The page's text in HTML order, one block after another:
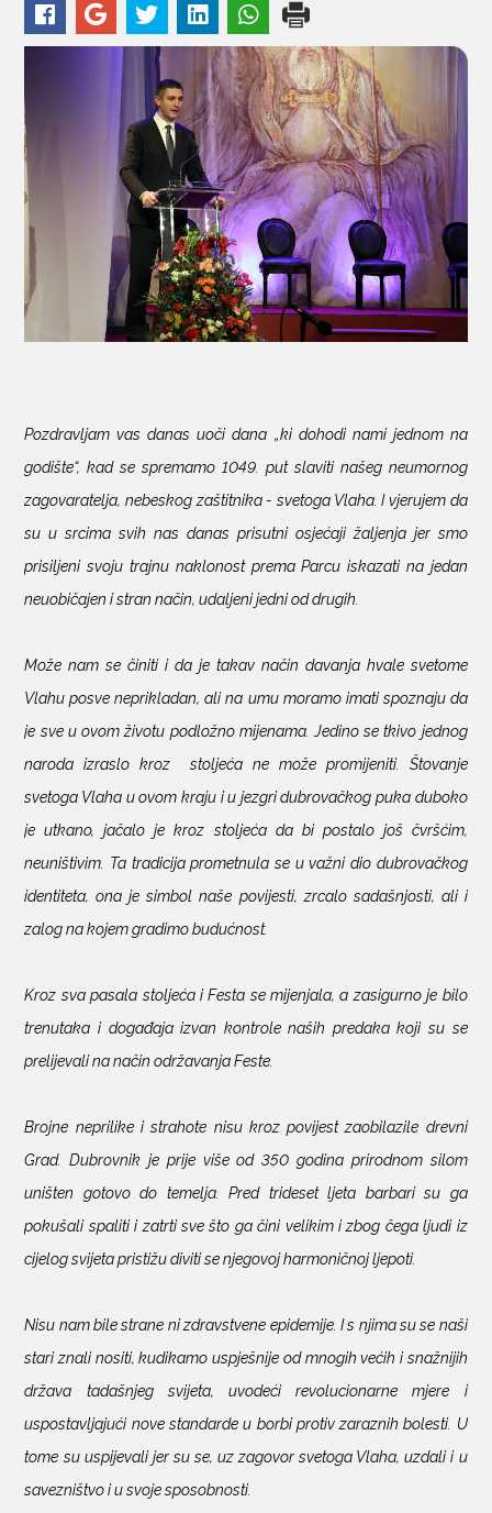
KONTAKTI
Pozdravljam vas danas uoči dana „ki dohodi nami jednom na
godište“, kad se spremamo 1049. put slaviti našeg neumornog
zagovaratelja, nebeskog zaštitnika - svetoga Vlaha. I vjerujem da
su u srcima svih nas danas prisutni osjećaji žaljenja jer smo
prisiljeni svoju trajnu naklonost prema Parcu iskazati na jedan
neuobičajen i stran način, udaljeni jedni od drugih.
Može nam se činiti i da je takav način davanja hvale svetome
Vlahu posve neprikladan, ali na umu moramo imati spoznaju da
je sve u ovom životu podložno mijenama. Jedino se tkivo jednog
naroda izraslo kroz
stoljeća ne može promijeniti. Štovanje
svetoga Vlaha u ovom kraju i u jezgri dubrovačkog puka duboko
je utkano, jačalo je kroz stoljeća da bi postalo još čvršćim,
neuništivim. Ta tradicija prometnula se u važni dio dubrovačkog
identiteta, ona je simbol naše povijesti, zrcalo sadašnjosti, ali i
zalog na kojem gradimo budućnost.
Kroz sva pasala stoljeća i Festa se mijenjala, a zasigurno je bilo
trenutaka i događaja izvan kontrole naših predaka koji su se
prelijevali na način održavanja Feste.
Brojne neprilike i strahote nisu kroz povijest zaobilazile drevni
Grad. Dubrovnik je prije više od 350 godina prirodnom silom
uništen gotovo do temelja. Pred trideset ljeta barbari su ga
pokušali spaliti i zatrti sve što ga čini velikim i zbog čega ljudi iz
cijelog svijeta pristižu diviti se njegovoj harmoničnoj ljepoti.
Nisu nam bile strane ni zdravstvene epidemije. I s njima su se naši
stari znali nositi, kudikamo uspješnije od mnogih većih i snažnijih
država tadašnjeg svijeta, uvodeći revolucionarne mjere i
uspostavljajući nove standarde u borbi protiv zaraznih bolesti. U
tome su uspijevali jer su se, uz zagovor svetoga Vlaha, uzdali i u
savezništvo i u svoje sposobnosti.